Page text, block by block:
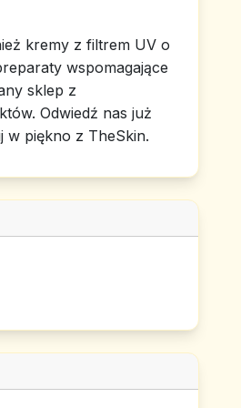
kremy z filtrem UV o
wspomagające
sklep z
Odwiedź nas już
w piękno z TheSkin.